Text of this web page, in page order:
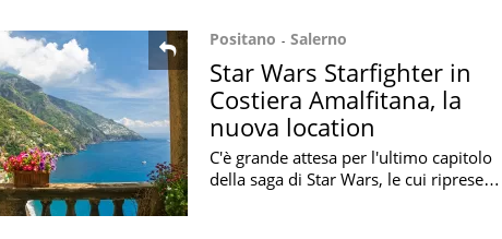
Positano Salerno
Star Wars Starfighter in
Costiera Amalfitana, la
nuova location
C'è grande attesa per l'ultimo capitolo
della saga di Star Wars, le cui riprese